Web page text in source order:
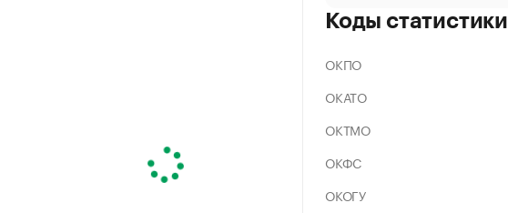
Коды статистики
ОКПО
ОКАТО
ОКТМО
ОКФС
ОКОГУ